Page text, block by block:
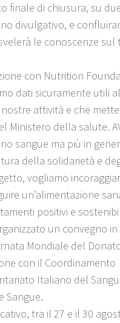
finale di chiusura, su
divulgativo, e
le conoscenze sul
con Nutrition
dati sicuramente utili al
attività e che
Ministero della salute.
sangue ma più in
della solidarietà e
vogliamo
un’alimentazione
positivi e
un convegno in
Mondiale del
con il Coordinamento
Italiano del
Sangue.
tra il 27 e il 30